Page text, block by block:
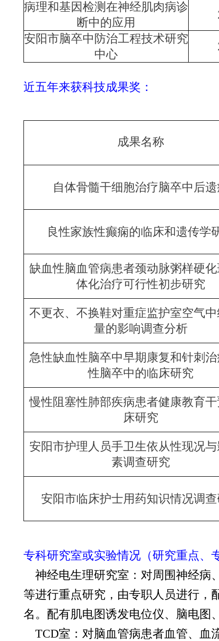
病理和基因检测在神经肌肉病诊
断中的应用
安阳市脑卒中防治工程技术研究
中心
近五年来获科技成果奖：
成果名称
自体骨髓干细胞治疗脑卒中后
良性家族性癫痫的临床和遗传学
缺血性脑血管病患者颈动脉粥样硬
体化治疗可行性初步研究
不更衣、不换鞋对重症监护室空气
量的影响调查分析
急性缺血性脑卒中早期康复和针刺
性脑卒中的临床研究
慢性阻塞性肺部疾病患者健康教育
床研究
安阳市护理人员手卫生依从性现况
素调查研究
安阳市临床护士用药知识情况调
专科研究室或实验情况（研究重点、
神经电生理研究室：对周围神经病
等进行重点研究，由专职人员进行，
名。配有肌电图诱发电位仪、脑电图
TCD室：对脑血管病患者血管、血